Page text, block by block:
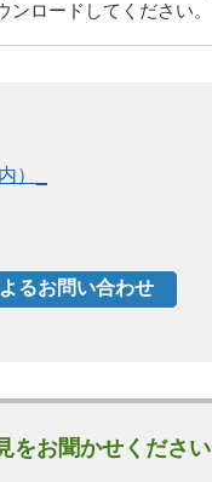
ロードしてください。
）_
をお聞かせください